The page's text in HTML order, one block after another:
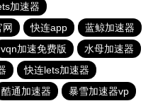
加速器
网 快连app
蓝鲸加速器
vqn加速免费版
水母加速器
快连lets加速器
酷通加速器 暴雪加速器vp